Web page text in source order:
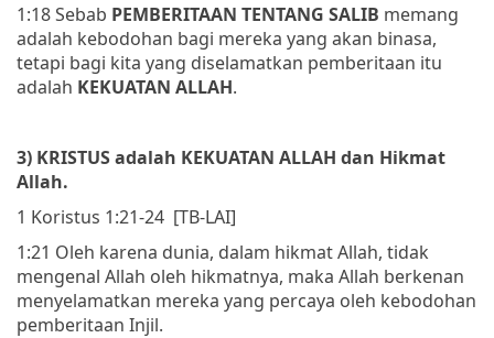
1:18 Sebab PEMBERITAAN TENTANG SALIB memang
adalah kebodohan bagi mereka yang akan binasa,
tetapi bagi kita yang diselamatkan pemberitaan itu
adalah KEKUATAN ALLAH.
3) KRISTUS adalah KEKUATAN ALLAH dan Hikmat
Allah.
1 Koristus 1:21-24 [TB-LAI]
1:21 Oleh karena dunia, dalam hikmat Allah, tidak
mengenal Allah oleh hikmatnya, maka Allah berkenan
menyelamatkan mereka yang percaya oleh kebodohan
pemberitaan Injil.